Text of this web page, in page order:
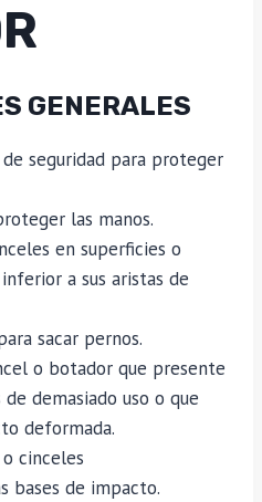
GENERALES
seguridad para proteger
las manos.
en superficies o
a sus aristas de
sacar pernos.
o botador que presente
demasiado uso o que
deformada.
cinceles
bases de impacto.